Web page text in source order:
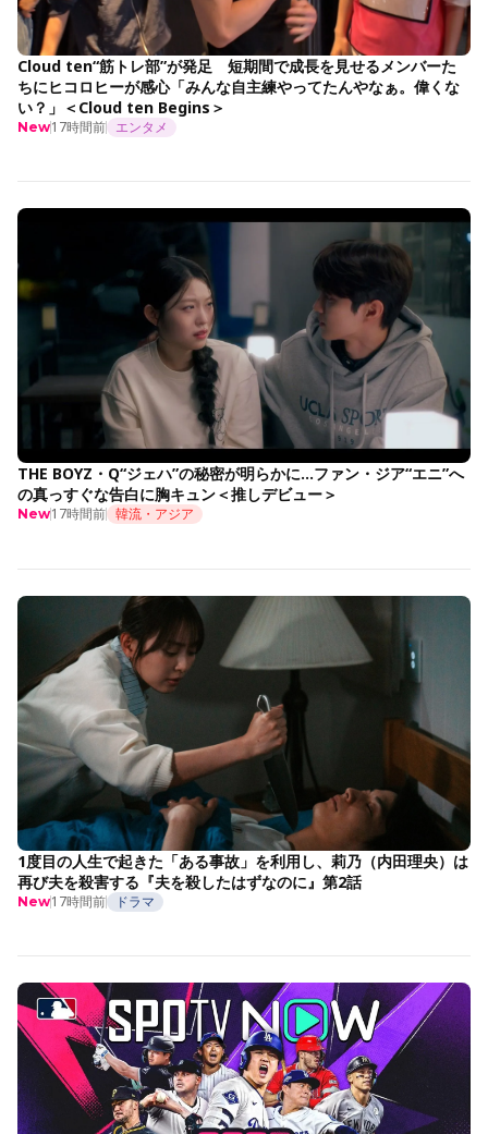
Cloud ten“筋トレ部”が発足 短期間で成長を見せるメンバーた
ちにヒコロヒーが感心「みんな自主練やってたんやなぁ。偉くな
い？」＜Cloud ten Begins＞
New17時間前 エンタメ
THE BOYZ・Q“ジェハ”の秘密が明らかに…ファン・ジア“エニ”へ
の真っすぐな告白に胸キュン＜推しデビュー＞
New17時間前 韓流・アジア
1度目の人生で起きた「ある事故」を利用し、莉乃（内田理央）は
再び夫を殺害する『夫を殺したはずなのに』第2話
New17時間前 ドラマ